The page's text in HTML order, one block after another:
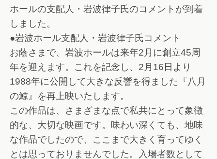
ホールの支配人・岩波律子氏のコメントが到着
しました。
●岩波ホール支配人・岩波律子氏コメント
お蔭さまで、岩波ホールは来年2月に創立45周
年を迎えます。これを記念し、2月16日より
1988年に公開して大きな反響を得ました『八月
の鯨』を再上映いたします。
この作品は、さまざまな点で私共にとって象徴
的な、大切な映画です。味わい深くても、地味
な作品でしたので、ここまで大きく育ってゆく
とは思っておりませんでした。入場者数として